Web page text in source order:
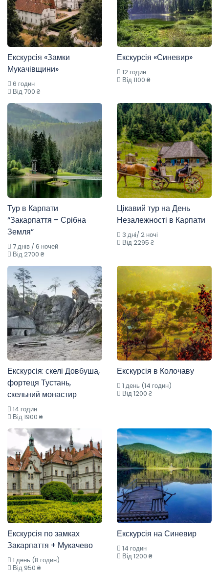
Екскурсія «Замки
Мукачівщини»
6 годин
Від 700 ₴
Екскурсія «Синевир»
12 годин
Від 1100 ₴
Тур в Карпати
“Закарпаття – Срібна
Земля”
7 днів / 6 ночей
Від 2700 ₴
Цікавий тур на День
Незалежності в Карпати
3 дні/ 2 ночі
Від 2295 ₴
Екскурсія: скелі Довбуша,
фортеця Тустань,
скельний монастир
14 годин
Від 1900 ₴
Екскурсія в Колочаву
1 день (14 годин)
Від 1200 ₴
Екскурсія по замках
Закарпаття + Мукачево
1 день (8 годин)
Від 950 ₴
Екскурсія на Синевир
14 годин
Від 1200 ₴